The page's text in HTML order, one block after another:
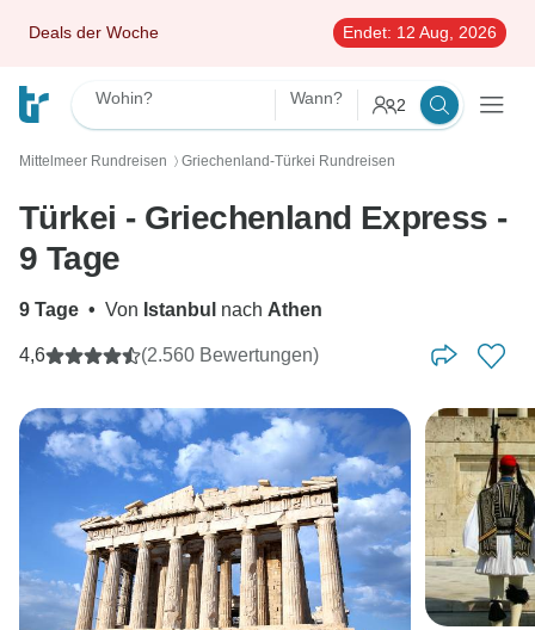
Deals der Woche Endet: 12 Aug, 2026
Wohin? Wann? 2
Mittelmeer Rundreisen 〉 Griechenland-Türkei Rundreisen
Türkei - Griechenland Express -
9 Tage
9 Tage • Von Istanbul nach Athen
4,6 (2.560 Bewertungen)